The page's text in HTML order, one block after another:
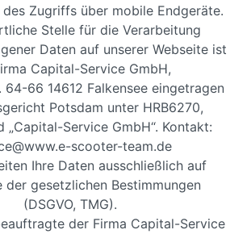
Zugriffs über mobile Endgeräte.
Stelle für die Verarbeitung
Daten auf unserer Webseite ist
Capital-Service GmbH,
64-66 14612 Falkensee eingetragen
Potsdam unter HRB6270,
„Capital-Service GmbH“. Kontakt:
scooter-team.de
Ihre Daten ausschließlich auf
der gesetzlichen Bestimmungen
(DSGVO, TMG).
der Firma Capital-Service